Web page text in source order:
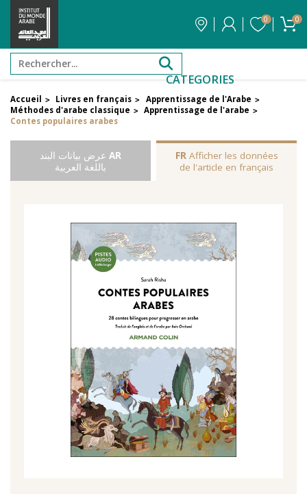
0 0
CATEGORIES
Accueil > Livres en français > Apprentissage de l'Arabe >
Méthodes d'arabe classique > Apprentissage de l'arabe >
Contes populaires arabes
AR عرض بيانات البند
باللغة العربية
FRAfficher les données
de l'article en français